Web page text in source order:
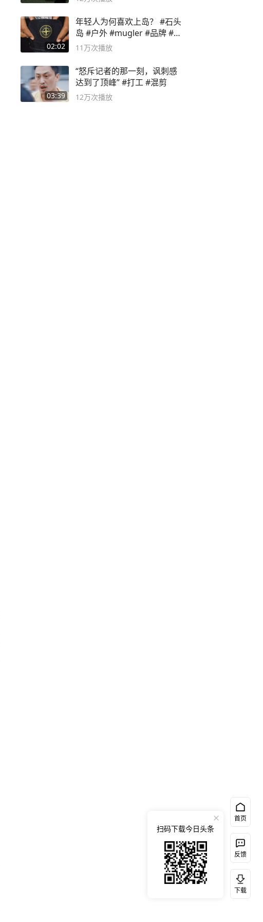
02:02
年轻人为何喜欢上岛？ #石头
岛 #户外 #mugler #品牌 #足
球流氓
11万次播放
03:39
“怒斥记者的那一刻，讽刺感
达到了顶峰” #打工 #混剪
12万次播放
首页
反馈
下载
扫码下载今日头条